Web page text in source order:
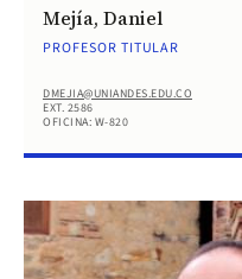
Mejía, Daniel
PROFESOR TITULAR
DMEJIA@UNIANDES.EDU.CO
EXT. 2586
OFICINA: W-820